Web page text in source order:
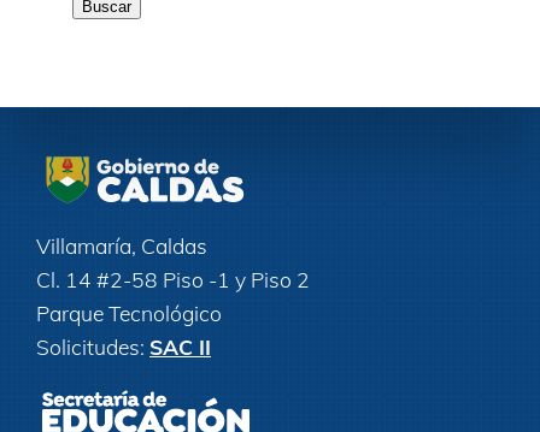
Villamaría, Caldas
Cl. 14 #2-58 Piso -1 y Piso 2
Parque Tecnológico
Solicitudes: SAC II